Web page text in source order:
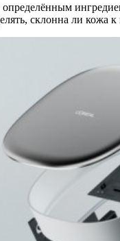
склонна ли